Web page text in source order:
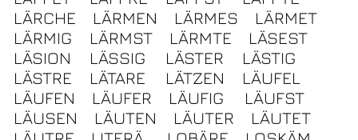
LÄRCHE
LÄRMEN LÄRMES
LÄRMET
LÄRMIG
LÄRMST LÄRMTE
LÄSEST
LÄSION
LÄSSIG LÄSTER
LÄSTIG
LÄSTRE
LÄTARE LÄTZEN
LÄUFEL
LÄUFEN
LÄUFER LÄUFIG
LÄUFST
LÄUSEN
LÄUTEN LÄUTER
LÄUTET